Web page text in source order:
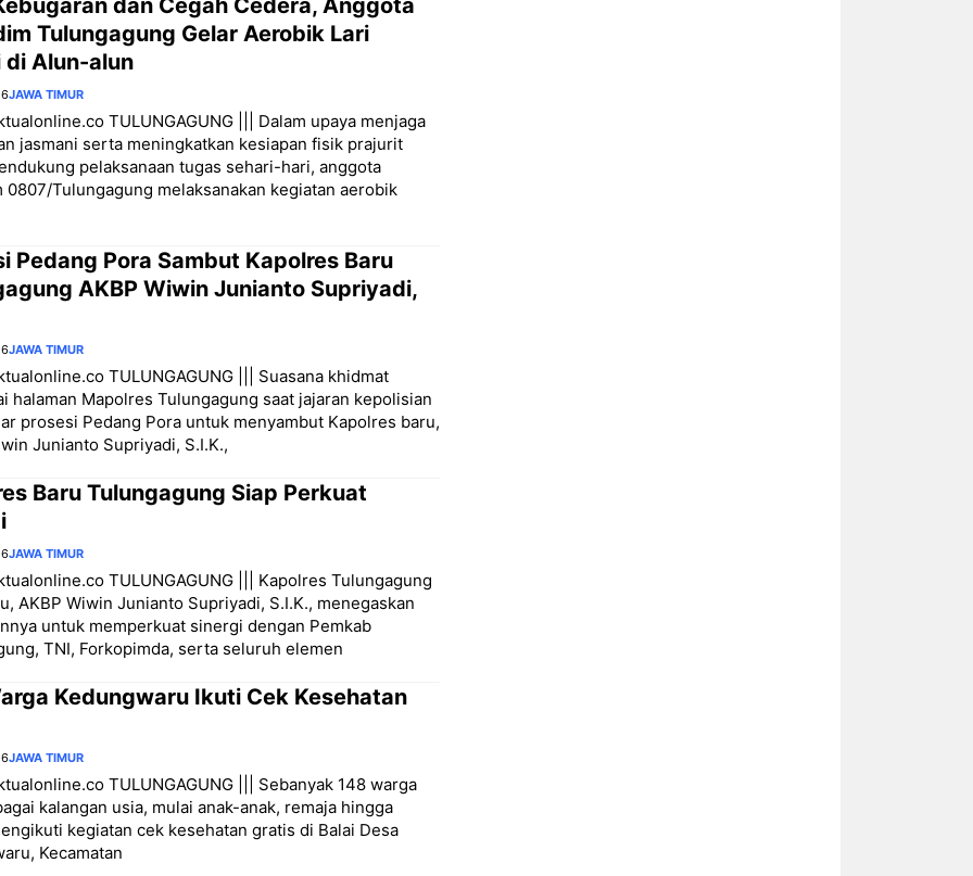
Tulungagung Gelar Aerobik Lari
di Alun-alun
JAWA TIMUR
TULUNGAGUNG ||| Dalam upaya menjaga
jasmani serta meningkatkan kesiapan fisik prajurit
pelaksanaan tugas sehari-hari, anggota
0807/Tulungagung melaksanakan kegiatan aerobik
Pedang Pora Sambut Kapolres Baru
AKBP Wiwin Junianto Supriyadi,
JAWA TIMUR
TULUNGAGUNG ||| Suasana khidmat
halaman Mapolres Tulungagung saat jajaran kepolisian
prosesi Pedang Pora untuk menyambut Kapolres baru,
Junianto Supriyadi, S.I.K.,
Baru Tulungagung Siap Perkuat
JAWA TIMUR
TULUNGAGUNG ||| Kapolres Tulungagung
AKBP Wiwin Junianto Supriyadi, S.I.K., menegaskan
untuk memperkuat sinergi dengan Pemkab
TNI, Forkopimda, serta seluruh elemen
Kedungwaru Ikuti Cek Kesehatan
JAWA TIMUR
TULUNGAGUNG ||| Sebanyak 148 warga
kalangan usia, mulai anak-anak, remaja hingga
kegiatan cek kesehatan gratis di Balai Desa
Kecamatan